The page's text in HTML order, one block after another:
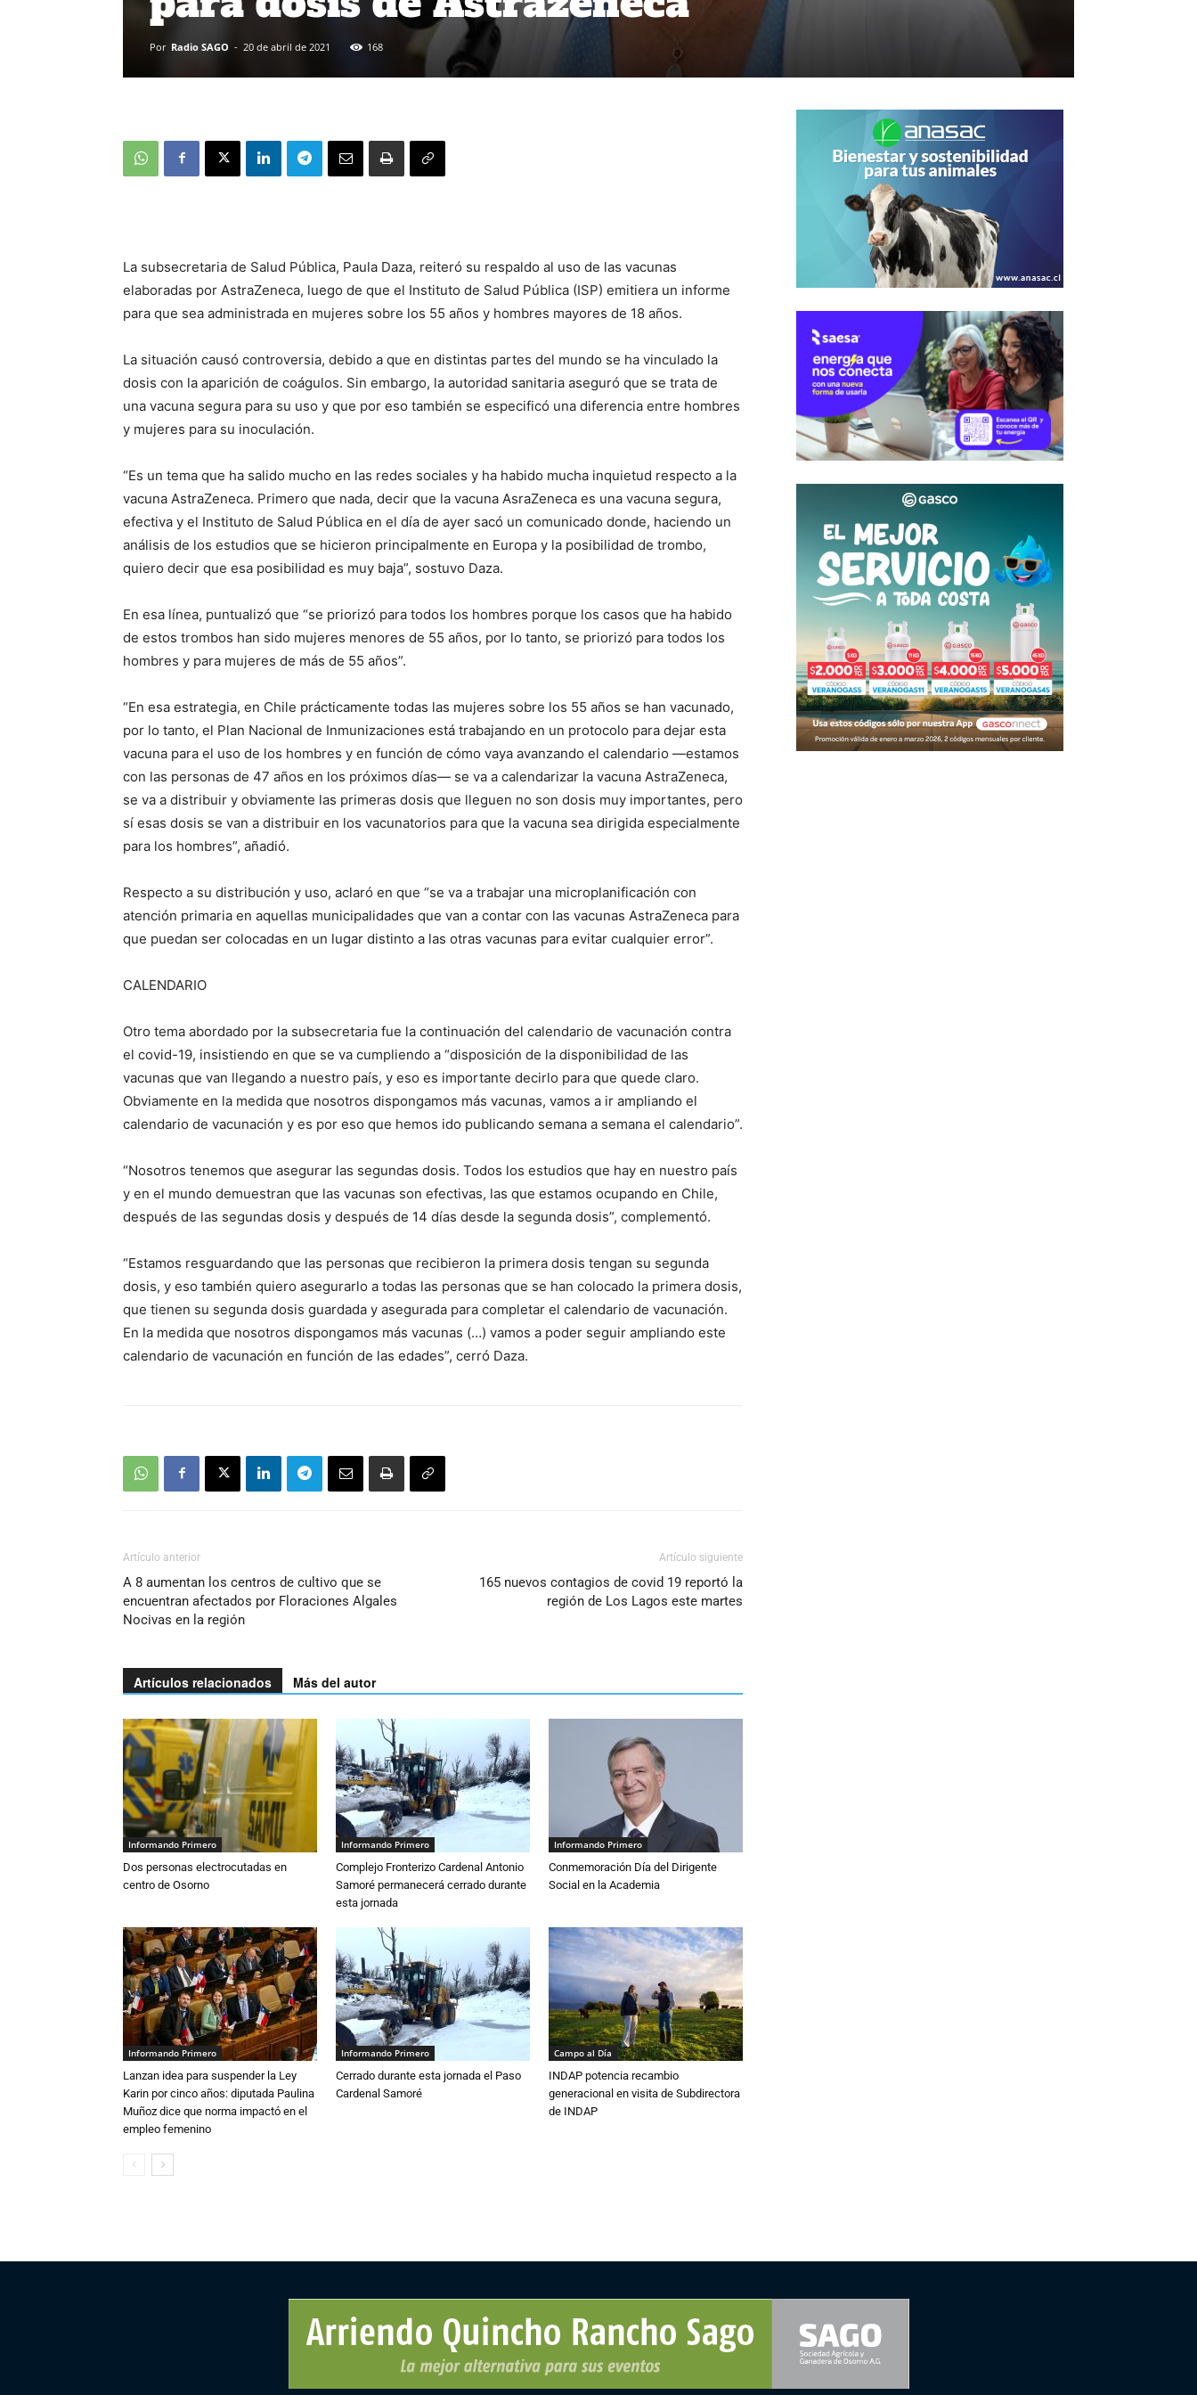
Por Radio SAGO - 20 de abril de 2021 168
La subsecretaria de Salud Pública, Paula Daza, reiteró su respaldo al uso de las vacunas
elaboradas por AstraZeneca, luego de que el Instituto de Salud Pública (ISP) emitiera un informe
para que sea administrada en mujeres sobre los 55 años y hombres mayores de 18 años.
La situación causó controversia, debido a que en distintas partes del mundo se ha vinculado la
dosis con la aparición de coágulos. Sin embargo, la autoridad sanitaria aseguró que se trata de
una vacuna segura para su uso y que por eso también se especificó una diferencia entre hombres
y mujeres para su inoculación.
“Es un tema que ha salido mucho en las redes sociales y ha habido mucha inquietud respecto a la
vacuna AstraZeneca. Primero que nada, decir que la vacuna AsraZeneca es una vacuna segura,
efectiva y el Instituto de Salud Pública en el día de ayer sacó un comunicado donde, haciendo un
análisis de los estudios que se hicieron principalmente en Europa y la posibilidad de trombo,
quiero decir que esa posibilidad es muy baja”, sostuvo Daza.
En esa línea, puntualizó que “se priorizó para todos los hombres porque los casos que ha habido
de estos trombos han sido mujeres menores de 55 años, por lo tanto, se priorizó para todos los
hombres y para mujeres de más de 55 años”.
“En esa estrategia, en Chile prácticamente todas las mujeres sobre los 55 años se han vacunado,
por lo tanto, el Plan Nacional de Inmunizaciones está trabajando en un protocolo para dejar esta
vacuna para el uso de los hombres y en función de cómo vaya avanzando el calendario —estamos
con las personas de 47 años en los próximos días— se va a calendarizar la vacuna AstraZeneca,
se va a distribuir y obviamente las primeras dosis que lleguen no son dosis muy importantes, pero
sí esas dosis se van a distribuir en los vacunatorios para que la vacuna sea dirigida especialmente
para los hombres”, añadió.
Respecto a su distribución y uso, aclaró en que “se va a trabajar una microplanificación con
atención primaria en aquellas municipalidades que van a contar con las vacunas AstraZeneca para
que puedan ser colocadas en un lugar distinto a las otras vacunas para evitar cualquier error”.
CALENDARIO
Otro tema abordado por la subsecretaria fue la continuación del calendario de vacunación contra
el covid-19, insistiendo en que se va cumpliendo a “disposición de la disponibilidad de las
vacunas que van llegando a nuestro país, y eso es importante decirlo para que quede claro.
Obviamente en la medida que nosotros dispongamos más vacunas, vamos a ir ampliando el
calendario de vacunación y es por eso que hemos ido publicando semana a semana el calendario”.
“Nosotros tenemos que asegurar las segundas dosis. Todos los estudios que hay en nuestro país
y en el mundo demuestran que las vacunas son efectivas, las que estamos ocupando en Chile,
después de las segundas dosis y después de 14 días desde la segunda dosis”, complementó.
“Estamos resguardando que las personas que recibieron la primera dosis tengan su segunda
dosis, y eso también quiero asegurarlo a todas las personas que se han colocado la primera dosis,
que tienen su segunda dosis guardada y asegurada para completar el calendario de vacunación.
En la medida que nosotros dispongamos más vacunas (…) vamos a poder seguir ampliando este
calendario de vacunación en función de las edades”, cerró Daza.
Artículo anterior
A 8 aumentan los centros de cultivo que se
encuentran afectados por Floraciones Algales
Nocivas en la región
Artículo siguiente
165 nuevos contagios de covid 19 reportó la
región de Los Lagos este martes
Artículos relacionados Más del autor
Informando Primero
Dos personas electrocutadas en
centro de Osorno
Informando Primero
Complejo Fronterizo Cardenal Antonio
Samoré permanecerá cerrado durante
esta jornada
Informando Primero
Conmemoración Día del Dirigente
Social en la Academia
Informando Primero
Lanzan idea para suspender la Ley
Karin por cinco años: diputada Paulina
Muñoz dice que norma impactó en el
empleo femenino
Informando Primero
Cerrado durante esta jornada el Paso
Cardenal Samoré
Campo al Día
INDAP potencia recambio
generacional en visita de Subdirectora
de INDAP